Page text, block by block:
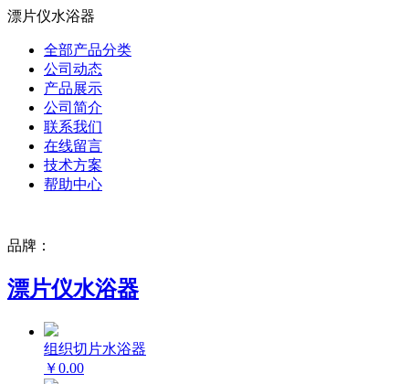
漂片仪水浴器
全部产品分类
公司动态
产品展示
公司简介
联系我们
在线留言
技术方案
帮助中心
品牌：
漂片仪水浴器
组织切片水浴器
￥0.00